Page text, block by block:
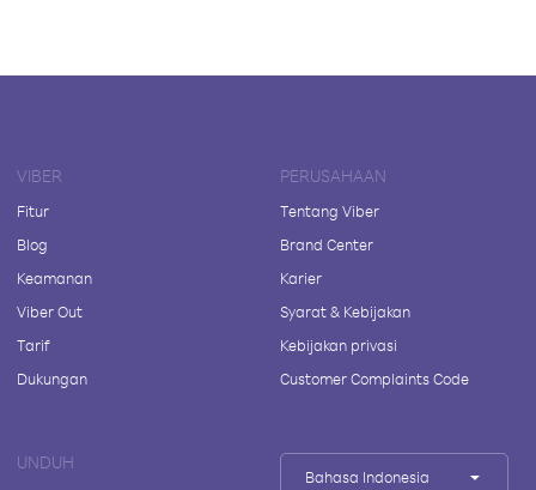
VIBER
Fitur
Blog
Keamanan
Viber Out
Tarif
Dukungan
PERUSAHAAN
Tentang Viber
Brand Center
Karier
Syarat & Kebijakan
Kebijakan privasi
Customer Complaints Code
UNDUH
Bahasa Indonesia